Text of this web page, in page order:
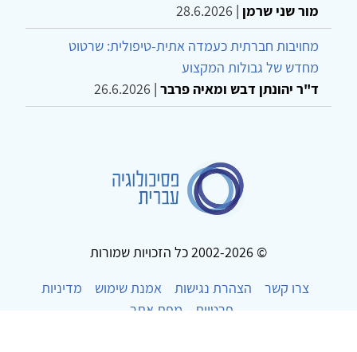
מור שני שרמן |
28.6.2026
מחויבות חברתית כעמדה אתית-טיפולית: שרטוט
מחדש של גבולות המקצוע
ד"ר יהונתן דבש ומאיה פרבר |
26.6.2026
© 2002-2026 כל הזכויות שמורות
צרו קשר
הצהרת נגישות אמנת שימוש
מדיניות
פרטיות
מפת אתר